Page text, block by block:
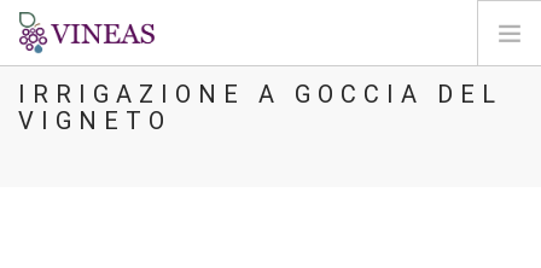
HOME
IRRIGAZIONE A GOCCIA DEL
VIGNETO